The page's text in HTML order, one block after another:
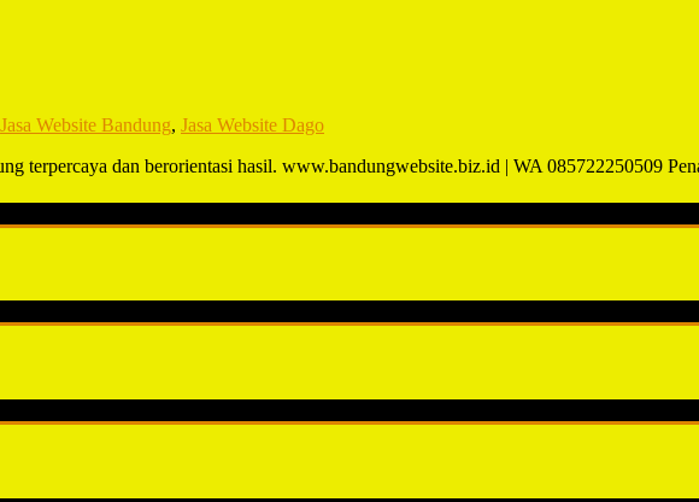
Jasa Website Bandung, Jasa Website Dago
terpercaya dan berorientasi hasil. www.bandungwebsite.biz.id | WA 085722250509